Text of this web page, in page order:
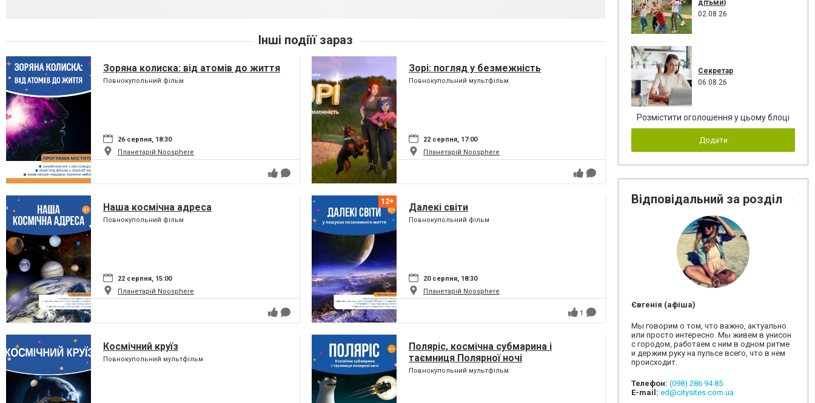
Інші подіїї зараз
Зоряна колиска: від атомів до життя
Повнокупольний фільм
26 серпня, 18:30
Планетарій Noosphere
Зорі: погляд у безмежність
Повнокупольний мультфільм
22 серпня, 17:00
Планетарій Noosphere
Наша космічна адреса
Повнокупольний фільм
22 серпня, 15:00
Планетарій Noosphere
Далекі світи
Повнокупольний фільм
20 серпня, 18:30
Планетарій Noosphere
1
Космічний круїз
Повнокупольний мультфільм
Поляріс, космічна субмарина і
таємниця Полярної ночі
Повнокупольний мультфільм
дітьми)
02.08.26
Секретар
06.08.26
Розмістити оголошення у цьому блоці
Додати
Відповідальний за розділ
Євгенія (афіша)
Мы говорим о том, что важно, актуально
или просто интересно. Мы живем в унисон
с городом, работаем с ним в одном ритме
и держим руку на пульсе всего, что в нем
происходит.
Телефон: (098) 286 94 85
E-mail: ed@citysites.com.ua